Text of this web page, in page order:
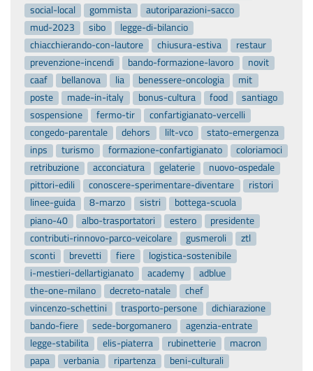
social-local
gommista
autoriparazioni-sacco
mud-2023
sibo
legge-di-bilancio
chiacchierando-con-lautore
chiusura-estiva
restaur
prevenzione-incendi
bando-formazione-lavoro
novit
caaf
bellanova lia benessere-oncologia
mit
poste
made-in-italy bonus-cultura food
santiago
sospensione
fermo-tir
confartigianato-vercelli
congedo-parentale
dehors lilt-vco
stato-emergenza
inps
turismo formazione-confartigianato
coloriamoci
retribuzione
acconciatura gelaterie
nuovo-ospedale
pittori-edili
conoscere-sperimentare-diventare
ristori
linee-guida
8-marzo sistri
bottega-scuola
piano-40
albo-trasportatori estero
presidente
contributi-rinnovo-parco-veicolare
gusmeroli
ztl
sconti
brevetti fiere
logistica-sostenibile
i-mestieri-dellartigianato
academy
adblue
the-one-milano
decreto-natale
chef
vincenzo-schettini
trasporto-persone
dichiarazione
bando-fiere
sede-borgomanero
agenzia-entrate
legge-stabilita
elis-piaterra rubinetterie
macron
papa
verbania ripartenza
beni-culturali